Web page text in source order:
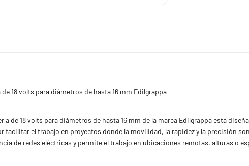
18 volts para diámetros de hasta 16 mm Edilgrappa
de 18 volts para diámetros de hasta 16 mm de la marca Edilgrappa está
facilitar el trabajo en proyectos donde la movilidad, la rapidez y la precisión
de redes eléctricas y permite el trabajo en ubicaciones remotas, alturas o